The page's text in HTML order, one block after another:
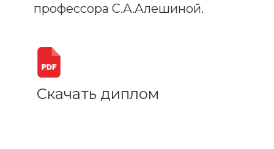
профессора С.А.Алешиной.
Скачать диплом